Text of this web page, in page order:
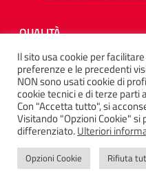
QUALITÀ
SEGUICI SU
Il sito usa cookie per
preferenze e le precedenti
NON sono usati cookie di
cookie tecnici e di terze parti
Con "Accetta tutto", si
Visitando "Opzioni Cookie" si
differenziato.Ulteriori
Opzioni Cookie Rifiuta